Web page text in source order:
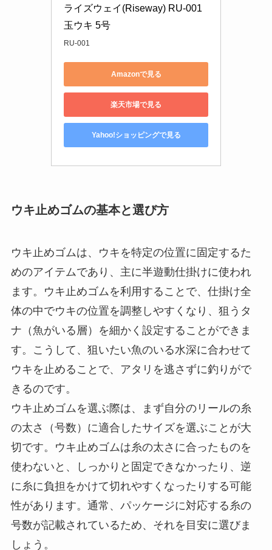
ライズウェイ(RISEWAY)
楽天市場で見る
Yahoo!ショッピングで見る
ウキ止めゴムの基本と選び方
ウキ止めゴムは、ウキを特定の位置に固定するた
めのアイテムであり、主に半遊動仕掛けに使われ
ます。ウキ止めゴムを利用することで、仕掛け全
体の中でウキの位置を調整しやすくなり、狙うタ
ナ（魚がいる層）を細かく設定することができま
す。こうして、狙いたい魚のいる水深に合わせて
ウキを止めることで、アタリを逃さずに釣りがで
きるのです。